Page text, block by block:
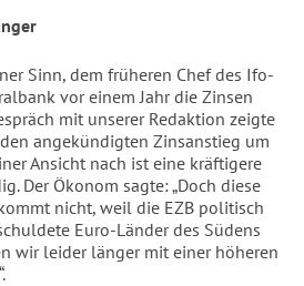
Sinn, dem früheren Chef des Ifo-
vor einem Jahr die Zinsen
mit unserer Redaktion zeigte
angekündigten Zinsanstieg um
Ansicht nach ist eine kräftigere
Der Ökonom sagte: „Doch diese
nicht, weil die EZB politisch
Euro-Länder des Südens
wir leider länger mit einer höheren